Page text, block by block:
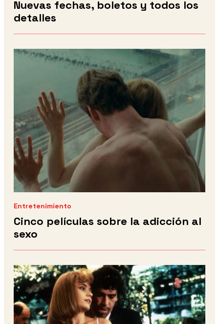
Nuevas fechas, boletos y todos los
detalles
Entretenimiento
Cinco películas sobre la adicción al
sexo